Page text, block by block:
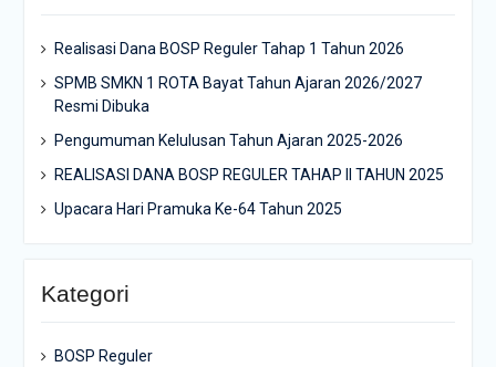
Realisasi Dana BOSP Reguler Tahap 1 Tahun 2026
SPMB SMKN 1 ROTA Bayat Tahun Ajaran 2026/2027
Resmi Dibuka
Pengumuman Kelulusan Tahun Ajaran 2025-2026
REALISASI DANA BOSP REGULER TAHAP II TAHUN 2025
Upacara Hari Pramuka Ke-64 Tahun 2025
Kategori
BOSP Reguler